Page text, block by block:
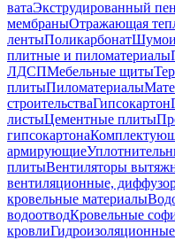
ватаЭкструдированный
мембраныОтражающая
лентыПоликарбонат
плитные и пиломатериалы
ЛДСПМебельные щиты
плитыПиломатериалы
строительстваГипсокартон
листыЦементные плиты
гипсокартона
армирующие
плитыВентиляторы
вентиляционные,
кровельные материалы
водоотводКровельные
кровлиГидроизоляционные